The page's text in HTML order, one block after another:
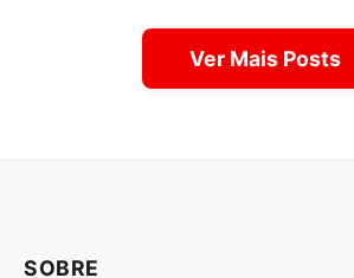
Ver Mais Posts
SOBRE